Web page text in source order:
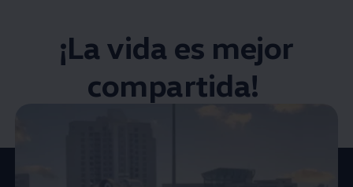
¡La vida es mejor
compartida! ​